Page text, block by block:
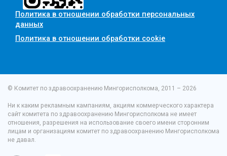
Политика в отношении обработки персональных
данных
Политика в отношении обработки cookie
© Комитет по здравоохранению Мингорисполкома, 2011 – 2026
Ни к каким рекламным кампаниям, акциям коммерческого характера
сайт комитета по здравоохранению Мингорисполкома не имеет
отношения, разрешения на использование своего имени сторонним
лицам и организациям комитет по здравоохранению Мингорисполкома
не давал.